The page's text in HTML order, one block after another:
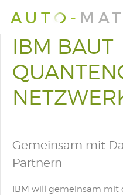
IBM BAUT
Gemeinsam mit
Partnern
IBM will gemeinsam mit